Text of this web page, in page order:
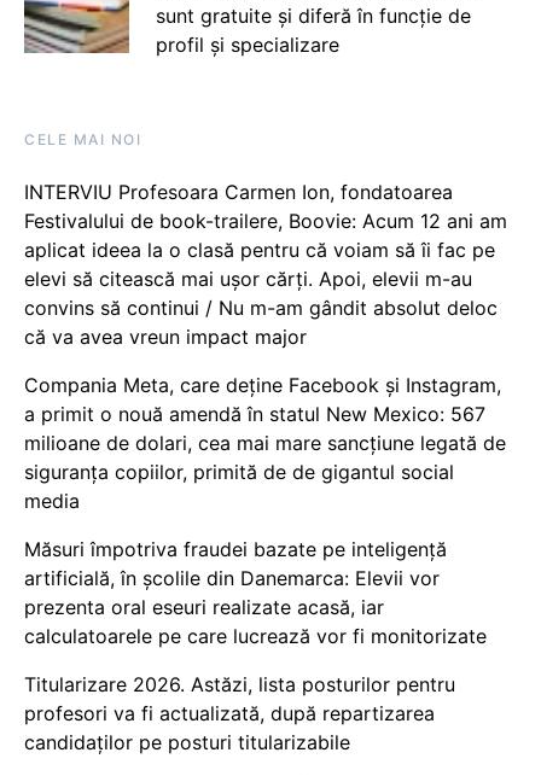
sunt gratuite și diferă în funcție de
profil și specializare
CELE MAI NOI
INTERVIU Profesoara Carmen Ion, fondatoarea
Festivalului de book-trailere, Boovie: Acum 12 ani am
aplicat ideea la o clasă pentru că voiam să îi fac pe
elevi să citească mai ușor cărți. Apoi, elevii m-au
convins să continui / Nu m-am gândit absolut deloc
că va avea vreun impact major
Compania Meta, care deține Facebook și Instagram,
a primit o nouă amendă în statul New Mexico: 567
milioane de dolari, cea mai mare sancțiune legată de
siguranța copiilor, primită de de gigantul social
media
Măsuri împotriva fraudei bazate pe inteligență
artificială, în școlile din Danemarca: Elevii vor
prezenta oral eseuri realizate acasă, iar
calculatoarele pe care lucrează vor fi monitorizate
Titularizare 2026. Astăzi, lista posturilor pentru
profesori va fi actualizată, după repartizarea
candidaților pe posturi titularizabile